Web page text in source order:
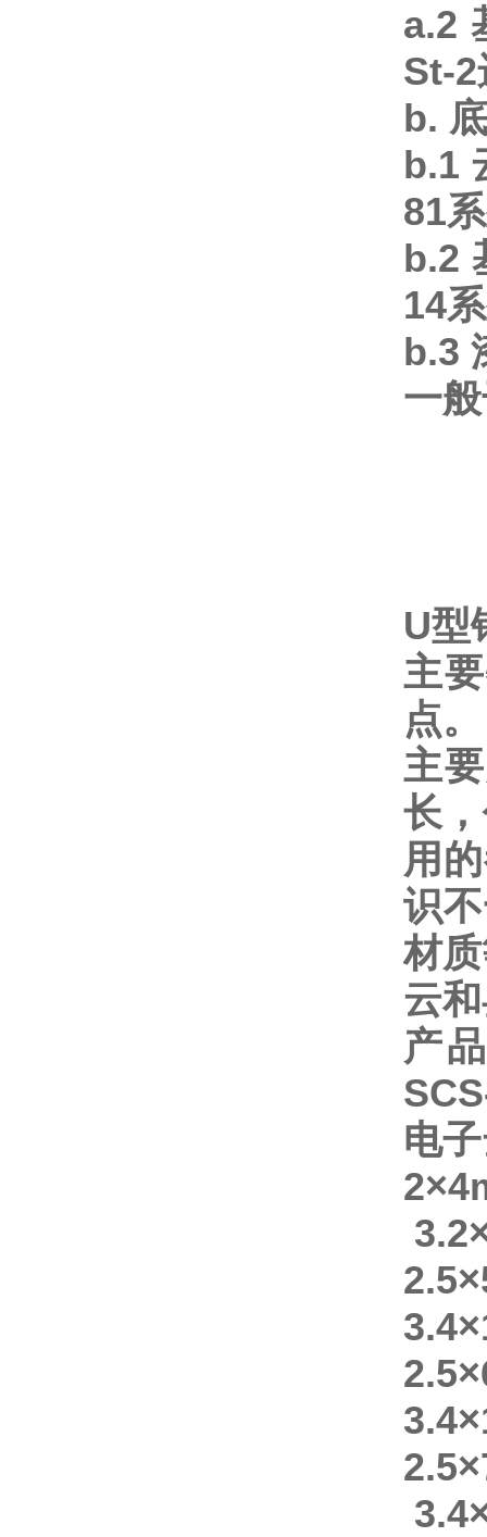
a.2
St-2
b.
b.1
81
b.2
14
b.3
一
U型
主
点。
主
长
用
识
材
云
产
电
2
2.5
2.5
2.5